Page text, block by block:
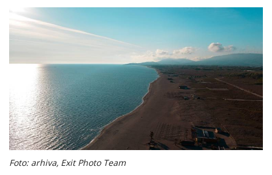
Foto: arhiva, Exit Photo Team